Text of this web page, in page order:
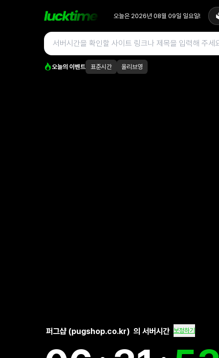
오늘은 2026년 08월 09일 일요일!
오늘의 이벤트 표준시간 올리브영
퍼그샵 (pugshop.co.kr) 의 서버시간 보정하기